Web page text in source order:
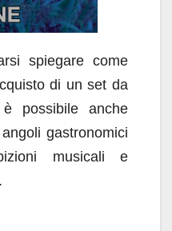
spiegare come
di un set da
possibile anche
gastronomici
musicali e